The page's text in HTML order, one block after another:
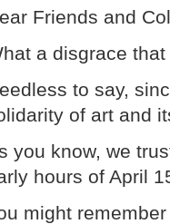
Friends and
a disgrace
to say,
of art and
you know, we
hours of April
might